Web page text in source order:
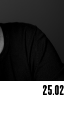
25.02